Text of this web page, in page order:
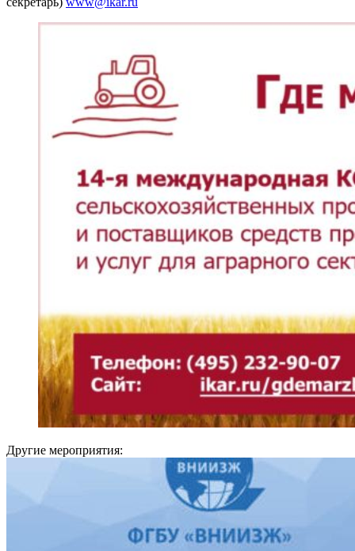
Другие мероприятия: